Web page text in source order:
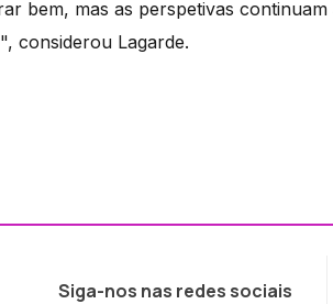
bem, mas as perspetivas
considerou Lagarde.
Siga-nos nas redes sociais